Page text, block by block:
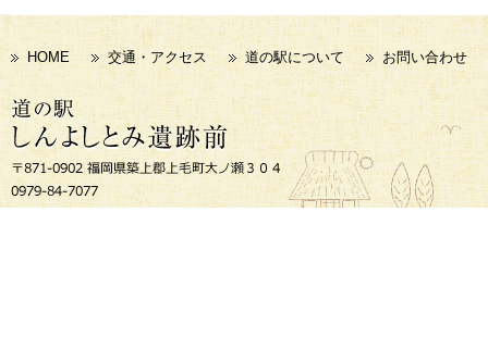
HOME 交通・アクセス 道の駅について お問い合わせ